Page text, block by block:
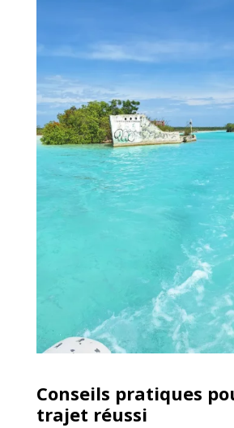
Conseils pratiques
trajet réussi